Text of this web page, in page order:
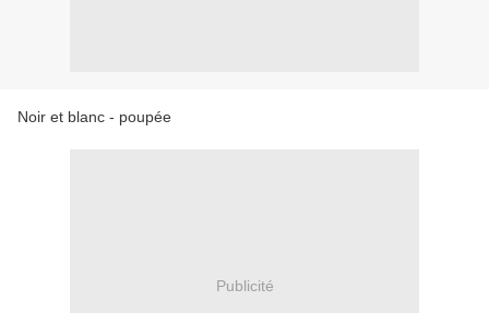
Noir et blanc - poupée
Publicité